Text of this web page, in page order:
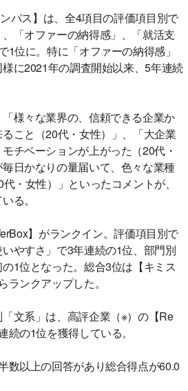
パス】は、全4項目の評価項目別で
「オファーの納得感」、「就活支
1位に。特に「オファーの納得感」
に2021年の調査開始以来、5年連続
様々な業界の、信頼できる企業か
こと（20代・女性）」、「大企業
チベーションが上がった（20代・
日かなりの量届いて、色々な業種
・女性）」といったコメントが、
る。
】がランクイン。評価項目別で
やすさ」で3年連続の1位、部門別
1位となった。総合3位は【キミス
ランクアップした。
文系」は、高評企業（※）の【Re
の1位を獲得している。
数以上の回答があり総合得点が60.0